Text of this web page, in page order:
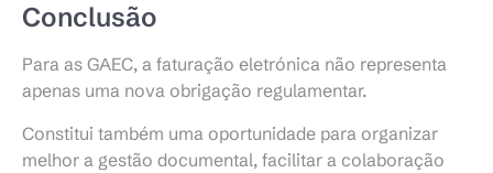
Conclusão
Para as GAEC, a faturação eletrónica não representa
apenas uma nova obrigação regulamentar.
Constitui também uma oportunidade para organizar
melhor a gestão documental, facilitar a colaboração